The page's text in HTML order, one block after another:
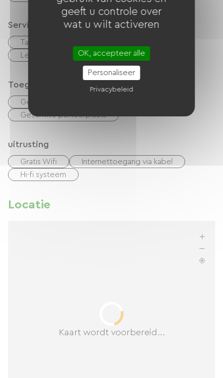
Services
Table d'hôtes
Lening van fietsen
Vergaderzaal
Toegankelijkheid
Geschikte accommodatie
Geschikte parkeerplaats
uitrusting
Gratis Wifi
Internettoegang via kabel
Hi-fi systeem
Locatie
Kaart wordt voorbereid...
geeft u controle over
wat u wilt activeren
OK, accepteer alle
Personaliseer
Privacybeleid